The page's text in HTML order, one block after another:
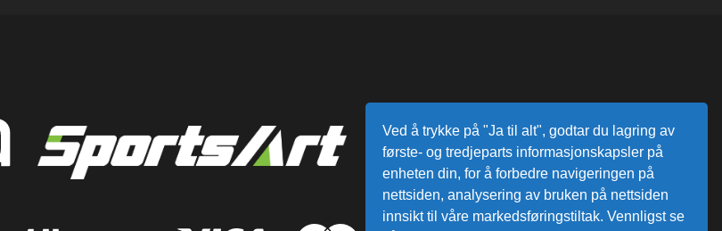
Ved å trykke på "Ja til alt", godtar du lagring av
første- og tredjeparts informasjonskapsler på
enheten din, for å forbedre navigeringen på
nettsiden, analysering av bruken på nettsiden
innsikt til våre markedsføringstiltak. Vennligst se